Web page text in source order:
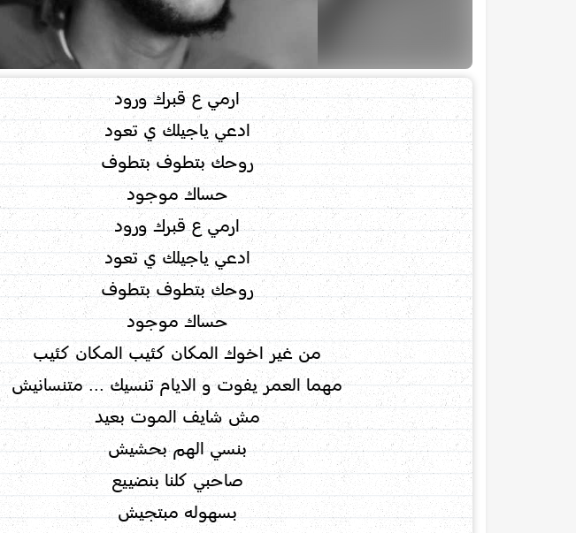
ارمي ع قبرك ورود
ادعي ياجيلك ي تعود
روحك بتطوف بتطوف
حساك موجود
ارمي ع قبرك ورود
ادعي ياجيلك ي تعود
روحك بتطوف بتطوف
حساك موجود
من غير اخوك المكان كئيب المكان كئيب
مهما العمر يفوت و الايام تنسيك ... متنسانيش
مش شايف الموت بعيد
بنسي الهم بحشيش
صاحبي كلنا بنضييع
بسهوله مبتجيش